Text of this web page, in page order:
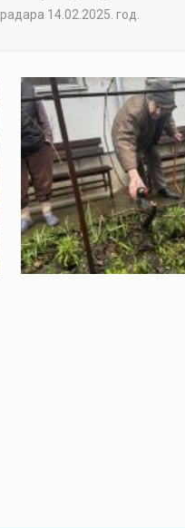
14.02.2025. год.